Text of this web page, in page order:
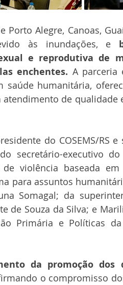
Alegre, Canoas,
às inundações, e
e reprodutiva de
enchentes. A parceria
saúde humanitária,
de qualidade
do COSEMS/RS e
secretário-executivo do
violência baseada em
para assuntos
Somagal; da
de Souza da Silva; e
Primária e Políticas da
da promoção dos
o compromisso